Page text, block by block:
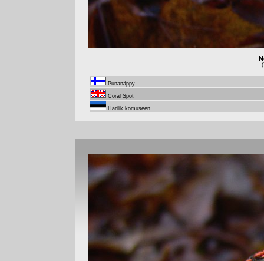
Punanäppy
Coral Spot
Harilik komuseen